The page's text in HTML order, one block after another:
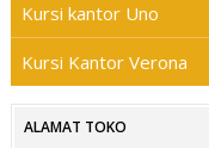
Kursi kantor Uno
Kursi Kantor Verona
ALAMAT TOKO